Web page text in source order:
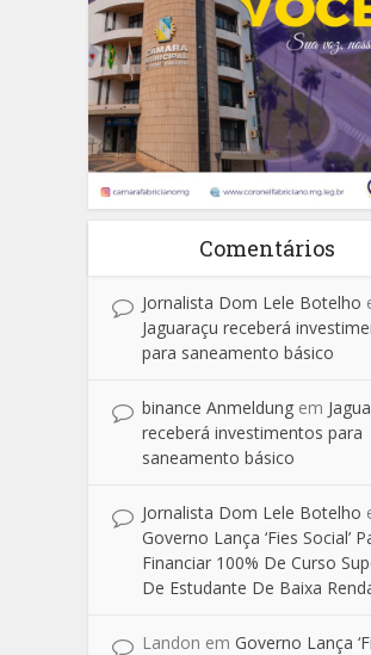
Comentários
Jornalista Dom Lele Botelho
Jaguaraçu receberá
para saneamento básico
binance Anmeldung em
receberá investimentos para
saneamento básico
Jornalista Dom Lele Botelho
Governo Lança ‘Fies Social’
Financiar 100% De Curso
De Estudante De Baixa
Landon em Governo Lança